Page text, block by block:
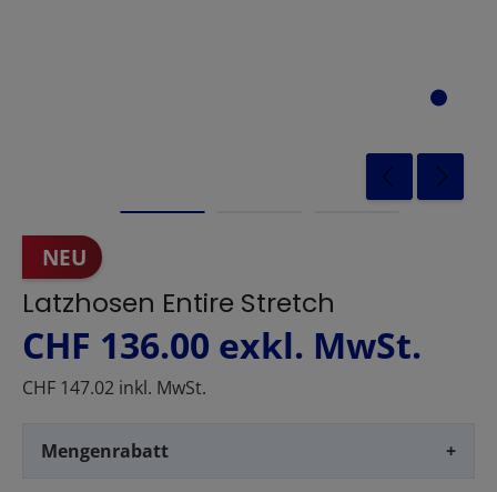
NEU
Latzhosen Entire Stretch
CHF 136.00 exkl. MwSt.
CHF 147.02 inkl. MwSt.
Mengenrabatt +